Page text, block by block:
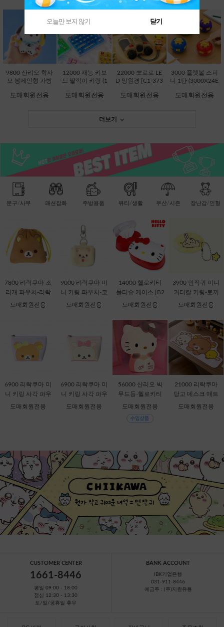
9800 산리오 학사
모 봉제인형 가방
[B2-083227]
도매회원전용
12000 재능 키보
드 딸깍이 키링 (1
45048]
도매회원전용
22000 뽀로로 LE
D 망원경 [C1-373
도매회원전용
3000 플랫볼 스피
너 1탄 (3000X24E
도매회원전용
더보기
문구/사무 패션잡화 주방용품 뷰티/생활 우산/시즌 장난감/인형
7800 리락쿠마 조
리개 파우치-리락
쿠마 [C2-068735]
도매회원전용
9000 리락쿠마 미
니 키링 파우치-코
리락쿠마 [C2-069
도매회원전용
14000 헬로키티
물티슈 케이스 [B2
-378816]
도매회원전용
3900 먼작귀 미니
커터칼 키링-토끼
[C1-068537] 할인
도매회원전용
6900 리락쿠마 미
니 키링 사각 파우
치-리락쿠마 [C2-0
도매회원전용
6900 리락쿠마 미
니 키링 사각 파우
치-코리락쿠마 [C2
도매회원전용
56000 산리오 빅
무드등-헬로키티
[C1-315167]
도매회원전용
21000 리락쿠마
당고 데스크 매트
[B1-069381] 할인
도매회원전용
CUSTOMER CENTER
1661-8446
평일 09:00 - 18:00
점심 12:30 - 13:30
토/일/공휴일 휴무
BANK ACCOUNT
IBK기업은행
031-911-8446
예금주 : (주)지원유통
오늘만 보지 않기 닫기